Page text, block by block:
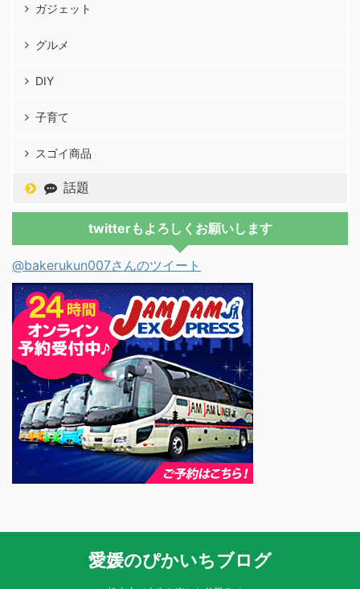
ガジェット
グルメ
DIY
子育て
スゴイ商品
話題
twitterもよろしくお願いします
@bakerukun007さんのツイート
愛媛のぴかいちブログ